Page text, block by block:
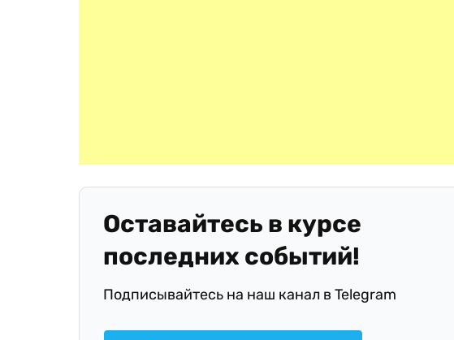
Оставайтесь в курсе
последних событий!
Подписывайтесь на наш канал в Telegram